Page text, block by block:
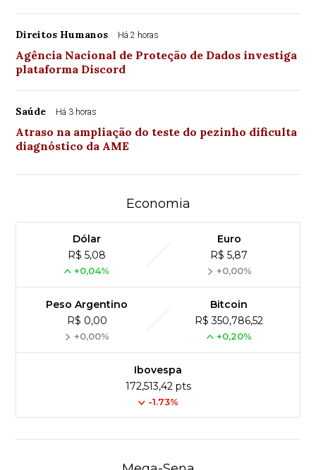
Direitos Humanos Há 2 horas
Agência Nacional de Proteção de Dados investiga
plataforma Discord
Saúde Há 3 horas
Atraso na ampliação do teste do pezinho dificulta
diagnóstico da AME
Economia
Dólar
R$ 5,08
+0,04%
Euro
R$ 5,87
+0,00%
Peso Argentino
R$ 0,00
+0,00%
Bitcoin
R$ 350,786,52
+0,20%
Ibovespa
172,513,42 pts
-1.73%